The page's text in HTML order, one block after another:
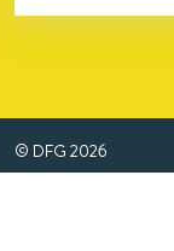
© DFG 2026